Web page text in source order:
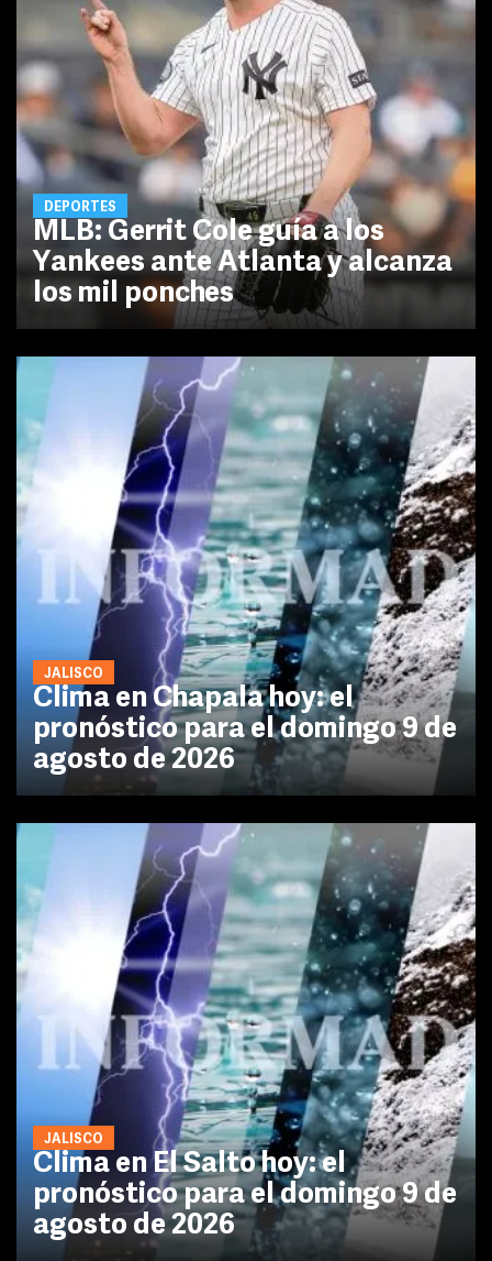
DEPORTES
MLB: Gerrit Cole guía a los
Yankees ante Atlanta y alcanza
los mil ponches
JALISCO
Clima en Chapala hoy: el
pronóstico para el domingo 9 de
agosto de 2026
JALISCO
Clima en El Salto hoy: el
pronóstico para el domingo 9 de
agosto de 2026